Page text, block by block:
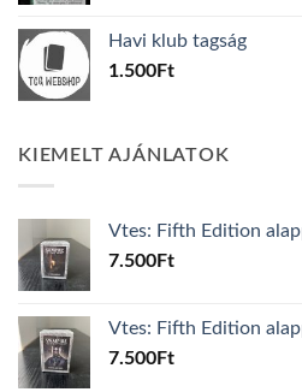
Havi klub tagság
1.500Ft
KIEMELT AJÁNLATOK
Vtes: Fifth Edition
7.500Ft
Vtes: Fifth Edition
7.500Ft